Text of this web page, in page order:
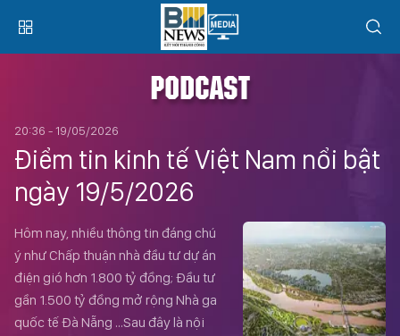
PODCAST
20:36 - 19/05/2026
Điểm tin kinh tế Việt Nam nổi bật
ngày 19/5/2026
Hôm nay, nhiều thông tin đáng chú
ý như Chấp thuận nhà đầu tư dự án
điện gió hơn 1.800 tỷ đồng; Đầu tư
gần 1.500 tỷ đồng mở rộng Nhà ga
quốc tế Đà Nẵng …Sau đây là nội